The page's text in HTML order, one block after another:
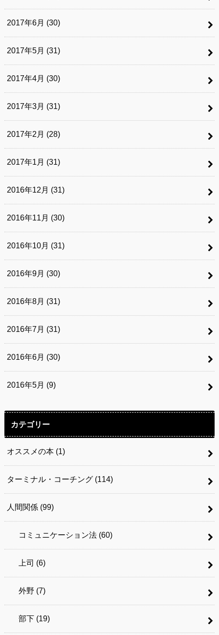
2017年6月 (30)
2017年5月 (31)
2017年4月 (30)
2017年3月 (31)
2017年2月 (28)
2017年1月 (31)
2016年12月 (31)
2016年11月 (30)
2016年10月 (31)
2016年9月 (30)
2016年8月 (31)
2016年7月 (31)
2016年6月 (30)
2016年5月 (9)
カテゴリー
オススメの本 (1)
ターミナル・コーチング (114)
人間関係 (99)
コミュニケーション法 (60)
上司 (6)
外野 (7)
部下 (19)